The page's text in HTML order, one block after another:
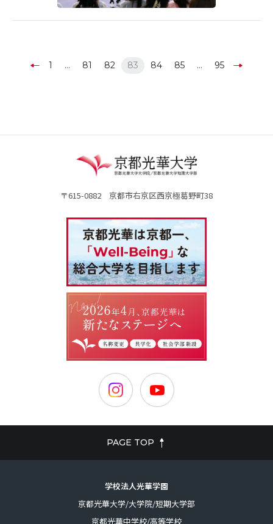
1 … 81 82 83 84 85 … 95
〒615-0882 京都市右京区西京極葛野町38
PAGE TOP
学校法人光華学園
京都光華大学/大学院/短期大学部
京都光華中学校/高等学校